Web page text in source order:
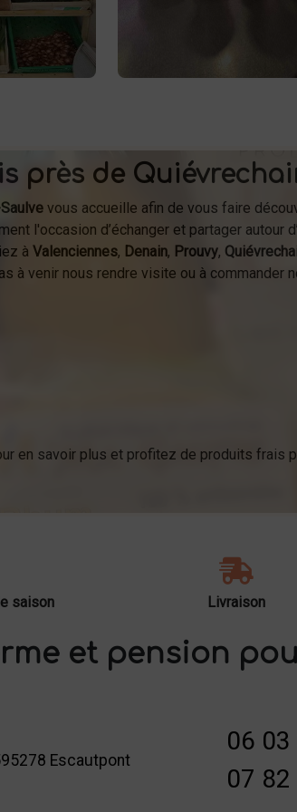
ou
garantie.
près de
vous accueille afin de vous faire
l'occasion d’échanger et partager autour
à Valenciennes, Denain, Prouvy,
à venir nous rendre visite ou à commander
en savoir plus et profitez de produits frais
saison Livraison
et pension
Escautpont
06
07